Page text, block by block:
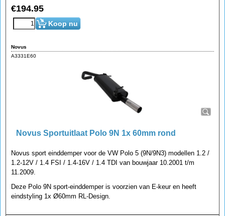
€194.95
Koop nu
Novus
A3331E60
Novus Sportuitlaat Polo 9N 1x 60mm rond
Novus sport einddemper voor de VW Polo 5 (9N/9N3) modellen 1.2 /
1.2-12V / 1.4 FSI / 1.4-16V / 1.4 TDI van bouwjaar 10.2001 t/m
11.2009.
Deze Polo 9N sport-einddemper is voorzien van E-keur en heeft
eindstyling 1x Ø60mm RL-Design.